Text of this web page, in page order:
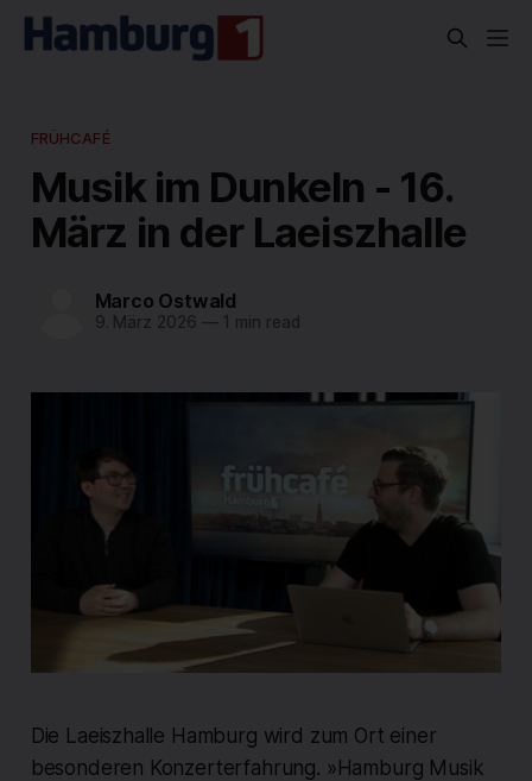
FRÜHCAFÉ
Musik im Dunkeln - 16.
März in der Laeiszhalle
Marco Ostwald
9. März 2026 —1 min read
Die Laeiszhalle Hamburg wird zum Ort einer
besonderen Konzerterfahrung. »Hamburg Musik